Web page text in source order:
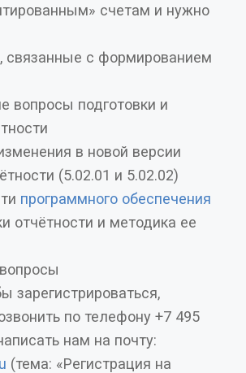
счетам и нужно
связанные с формированием
вопросы подготовки и
в новой версии
отчётности (5.02.01 и 5.02.02)
программного обеспечения
отчётности и методика ее
Ответы на вопросы
по телефону +7 495
написать нам на почту:
(тема: «Регистрация на